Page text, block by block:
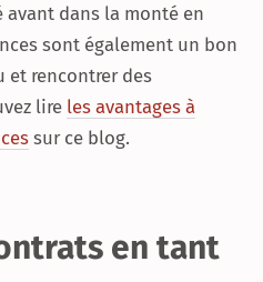
avant dans la monté en
sont également un bon
et rencontrer des
lire les avantages à
sur ce blog.
en tant